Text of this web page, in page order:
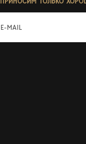
E-MAIL